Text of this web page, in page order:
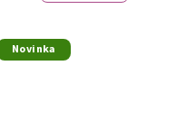
Novinka